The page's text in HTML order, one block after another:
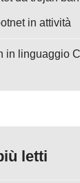
in attività
in linguaggio C
letti